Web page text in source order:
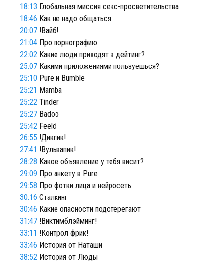
18:13 Глобальная миссия секс-просветительства
18:46 Как не надо общаться
20:07 !Вайб!
21:04 Про порнографию
22:02 Какие люди приходят в дейтинг?
25:07 Какими приложениями пользуешься?
25:10 Pure и Bumble
25:21 Mamba
25:22 Tinder
25:27 Badoo
25:42 Feeld
26:55 !Дикпик!
27:41 !Вульвапик!
28:28 Какое объявление у тебя висит?
29:09 Про анкету в Pure
29:58 Про фотки лица и нейросеть
30:16 Сталкинг
30:46 Какие опасности подстерегают
31:47 !Виктимблэйминг!
33:11 !Контрол фрик!
33:46 История от Наташи
38:52 История от Люды